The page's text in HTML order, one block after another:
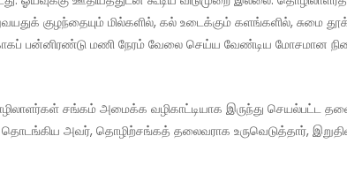
குழந்தையும் மில்களில், கல் உடைக்கும் களங்களில், சுமை
பன்னிரண்டு மணி நேரம் வேலை செய்ய வேண்டிய மோசமான
அவர், தொழிற்சங்கத் தலைவராக உருவெடுத்தார்,